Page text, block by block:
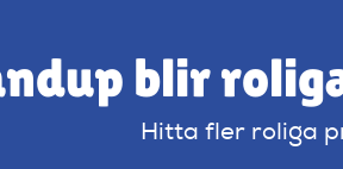
blir
Hitta fler roliga